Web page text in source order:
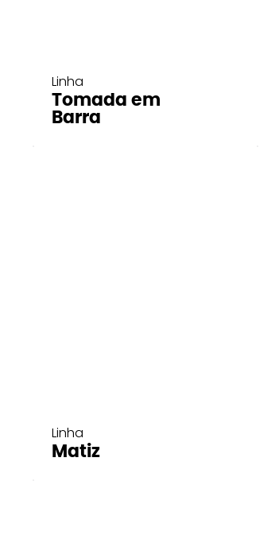
Linha
Tomada em
Barra
Linha
Matiz